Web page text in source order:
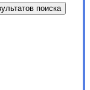
поиска